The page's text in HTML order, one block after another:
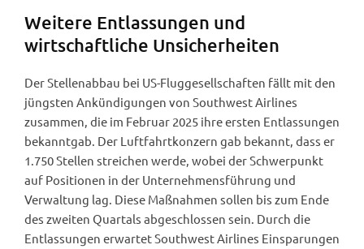
Weitere Entlassungen und
wirtschaftliche Unsicherheiten
Der Stellenabbau bei US-Fluggesellschaften fällt mit den
jüngsten Ankündigungen von Southwest Airlines
zusammen, die im Februar 2025 ihre ersten Entlassungen
bekanntgab. Der Luftfahrtkonzern gab bekannt, dass er
1.750 Stellen streichen werde, wobei der Schwerpunkt
auf Positionen in der Unternehmensführung und
Verwaltung lag. Diese Maßnahmen sollen bis zum Ende
des zweiten Quartals abgeschlossen sein. Durch die
Entlassungen erwartet Southwest Airlines Einsparungen